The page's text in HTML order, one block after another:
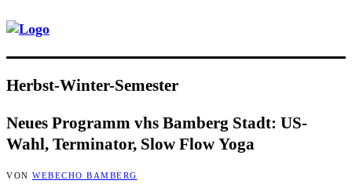
Herbst-Win­ter-Semes­ter
Neu­es Pro­gramm vhs Bam­berg Stadt: US-
Wahl, Ter­mi­na­tor, Slow Flow Yoga
VON WEBECHO BAMBERG